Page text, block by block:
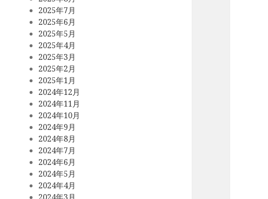
2025年7月
2025年6月
2025年5月
2025年4月
2025年3月
2025年2月
2025年1月
2024年12月
2024年11月
2024年10月
2024年9月
2024年8月
2024年7月
2024年6月
2024年5月
2024年4月